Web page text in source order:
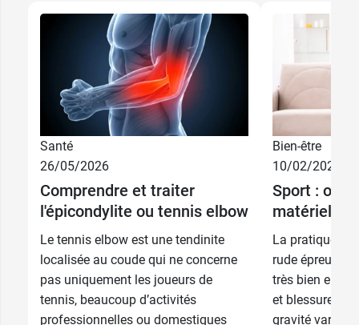
27,99 €
27,99 €
27,99 €
27,99 €
Santé
26/05/2026
Comprendre et traiter
l'épicondylite ou tennis elbow
Le tennis elbow est une tendinite
localisée au coude qui ne concerne
pas uniquement les joueurs de
tennis, beaucoup d’activités
professionnelles ou domestiques
Bien-être
10/02/2025
Sport :
matériel de
La pratique
rude épreuve,
très bien
et blessures
gravité